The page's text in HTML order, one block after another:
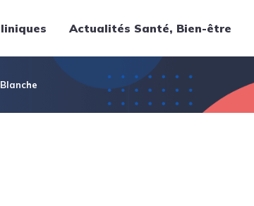
Actualités Santé, Bien-être
Thématiques